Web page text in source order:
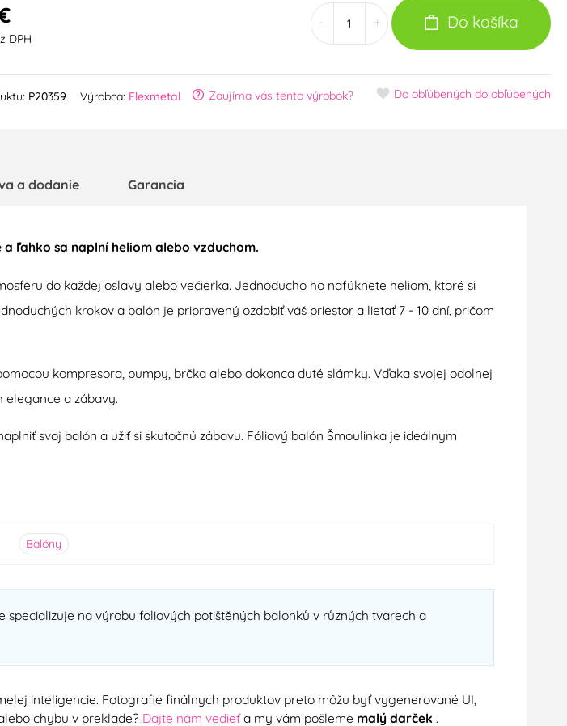
DPH
+ Do košíka
P20359 Výrobca: Flexmetal Zaujíma vás tento výrobok? Do obľúbených do obľúbených
a dodanie Garancia
ľahko sa naplní heliom alebo vzduchom.
do každej oslavy alebo večierka. Jednoducho ho nafúknete heliom, ktoré si
krokov a balón je pripravený ozdobiť váš priestor a lietať 7 - 10 dní, pričom
kompresora, pumpy, brčka alebo dokonca duté slámky. Vďaka svojej odolnej
elegance a zábavy.
svoj balón a užiť si skutočnú zábavu. Fóliový balón Šmoulinka je ideálnym
Balóny
specializuje na výrobu foliových potištěných balonků v různých tvarech a
inteligencie. Fotografie finálnych produktov preto môžu byť vygenerované UI,
chybu v preklade? Dajte nám vedieťa my vám pošleme malý darček .